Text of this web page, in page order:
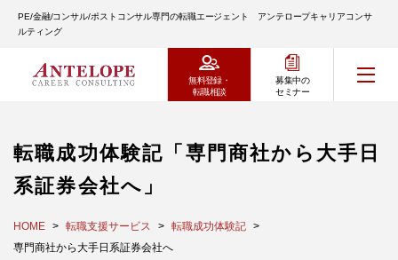
PE/金融/コンサル/ポストコンサル専門の転職エージェント アンテロープキャリアコンサ
ルティング
無料登録・
転職相談
募集中の
セミナー
転職成功体験記「専門商社から大手日
系証券会社へ」
HOME 転職支援サービス
転職成功体験記
専門商社から大手日系証券会社へ